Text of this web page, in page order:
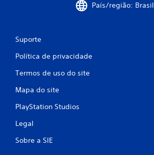
País/região: Brasil
Suporte
Política de privacidade
Termos de uso do site
Mapa do site
PlayStation Studios
Legal
Sobre a SIE